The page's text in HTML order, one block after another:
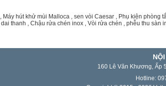
, Máy hút khử mùi Malloca , sen vòi Caesar , Phụ kiện phòng
thanh , Chậu rửa chén inox , Vòi rửa chén , phễu thu sàn
160 Lê Văn Khương, Ấp
Hotline: